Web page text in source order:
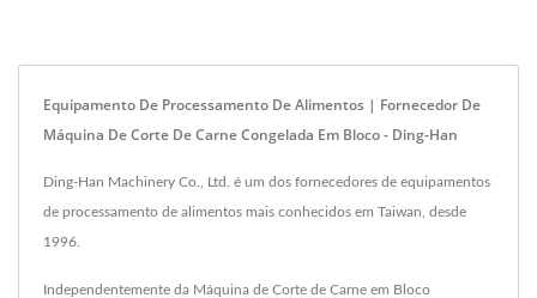
Equipamento De Processamento De Alimentos | Fornecedor De
Máquina De Corte De Carne Congelada Em Bloco - Ding-Han
Ding-Han Machinery Co., Ltd. é um dos fornecedores de equipamentos
de processamento de alimentos mais conhecidos em Taiwan, desde
1996.
Independentemente da Máquina de Corte de Carne em Bloco